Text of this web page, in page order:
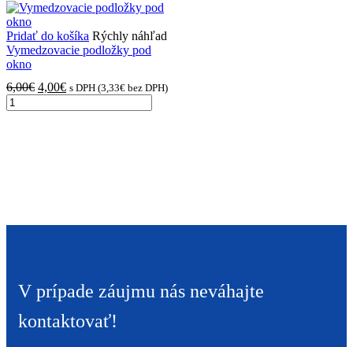
600x600mm
sieť
na
okno
600x600mm
Pridať do košíka Rýchly náhľad
Vymedzovacie podložky pod
okno
6,00€ Pôvodná
bola:
4,00€Aktuálna
je:
s DPH (3,33€ bez DPH)
množstvo
Vymedzovacie
V prípade záujmu nás neváhajte
kontaktovať!